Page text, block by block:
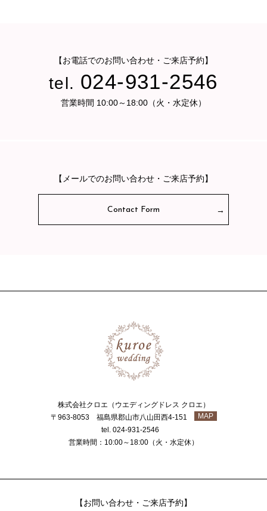
【お電話でのお問い合わせ・ご来店予約】
tel. 024-931-2546
営業時間 10:00～18:00（火・水定休）
【メールでのお問い合わせ・ご来店予約】
Contact Form
株式会社クロエ（ウエディングドレス クロエ）
〒963-8053 福島県郡山市八山田西4-151
MAP
tel. 024-931-2546
営業時間：10:00～18:00（火・水定休）
【お問い合わせ・ご来店予約】